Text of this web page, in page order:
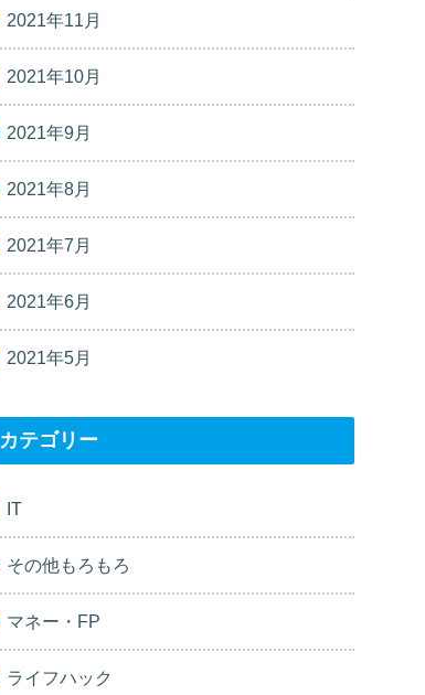
2021年11月
2021年10月
2021年9月
2021年8月
2021年7月
2021年6月
2021年5月
カテゴリー
IT
その他もろもろ
マネー・FP
ライフハック